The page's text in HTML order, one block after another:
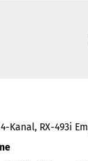
4-Kanal, RX-493i